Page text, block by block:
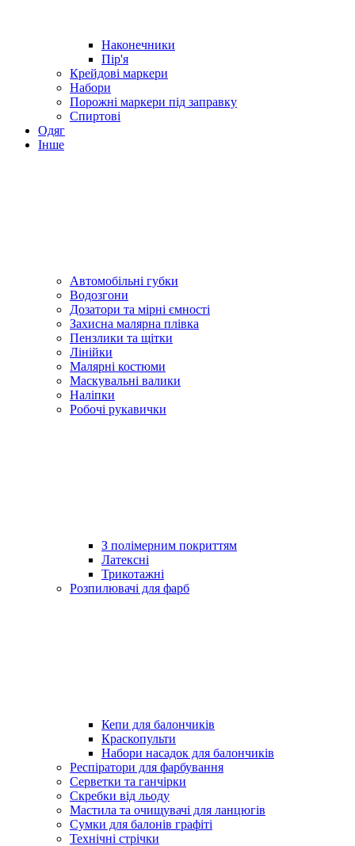
Наконечники
Пір'я
Крейдові маркери
Набори
Порожні маркери під заправку
Спиртові
Одяг
Інше
Автомобільні губки
Водозгони
Дозатори та мірні ємності
Захисна малярна плівка
Пензлики та щітки
Лінійки
Малярні костюми
Маскувальні валики
Наліпки
Робочі рукавички
З полімерним покриттям
Латексні
Трикотажні
Розпилювачі для фарб
Кепи для балончиків
Краскопульти
Набори насадок для балончиків
Респіратори для фарбування
Серветки та ганчірки
Скребки від льоду
Мастила та очищувачі для ланцюгів
Сумки для балонів графіті
Технічні стрічки